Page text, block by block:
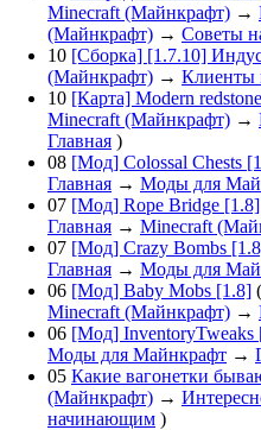
Minecraft (Майнкрафт) →
(Майнкрафт) → Советы
10 [Сборка] [1.7.10]
(Майнкрафт) → Клиенты
10 [Карта] Modern
Minecraft (Майнкрафт) →
Главная )
08 [Мод] Colossal Chests
Главная → Моды для
07 [Мод] Rope Bridge [1.8]
Главная → Minecraft
07 [Мод] Crazy Bombs
Главная → Моды для
06 [Мод] Baby Mobs [1.8] (
Minecraft (Майнкрафт) →
06 [Мод] InventoryTweaks
Моды для Майнкрафт →
05 Какие вагонетки
(Майнкрафт) →
начинающим )